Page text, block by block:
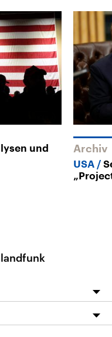
und
Archiv
USA